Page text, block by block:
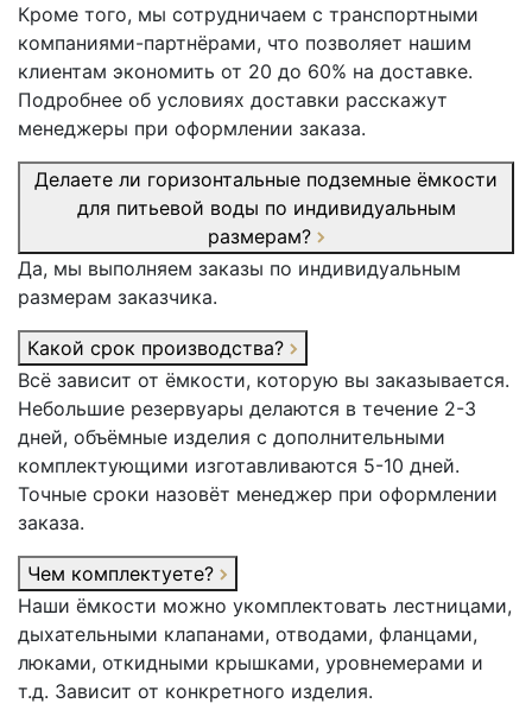
Кроме того, мы сотрудничаем с транспортными
компаниями-партнёрами, что позволяет нашим
клиентам экономить от 20 до 60% на доставке.
Подробнее об условиях доставки расскажут
менеджеры при оформлении заказа.
Делаете ли горизонтальные подземные ёмкости
для питьевой воды по индивидуальным
размерам?
Да, мы выполняем заказы по индивидуальным
размерам заказчика.
Какой срок производства?
Всё зависит от ёмкости, которую вы заказывается.
Небольшие резервуары делаются в течение 2-3
дней, объёмные изделия с дополнительными
комплектующими изготавливаются 5-10 дней.
Точные сроки назовёт менеджер при оформлении
заказа.
Чем комплектуете?
Наши ёмкости можно укомплектовать лестницами,
дыхательными клапанами, отводами, фланцами,
люками, откидными крышками, уровнемерами и
т.д. Зависит от конкретного изделия.